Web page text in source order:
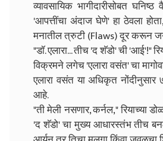
व्यावसायिक भागीदारीसोबत
'आपत्तींचा अंदाज घेणे' हा ठेवला
मनातील त्रुटी (Flaws) दूर करून
"डॉ. एलारा... तीच 'द शॅडो' ची 'आई'!"
विक्रमने लगेच 'एलारा वसंत' चा
एलारा वसंत या अधिकृत नोंदीनुसार
आहे.
"ती मेली नसणार, कर्नल," रियाच्या
'द शॅडो' चा मुख्य आधारस्तंभ तीच